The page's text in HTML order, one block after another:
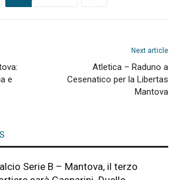
e
Next article
Atletica – Raduno a
Cesenatico per la Libertas
Mantova
Serie B – Mantova, il terzo